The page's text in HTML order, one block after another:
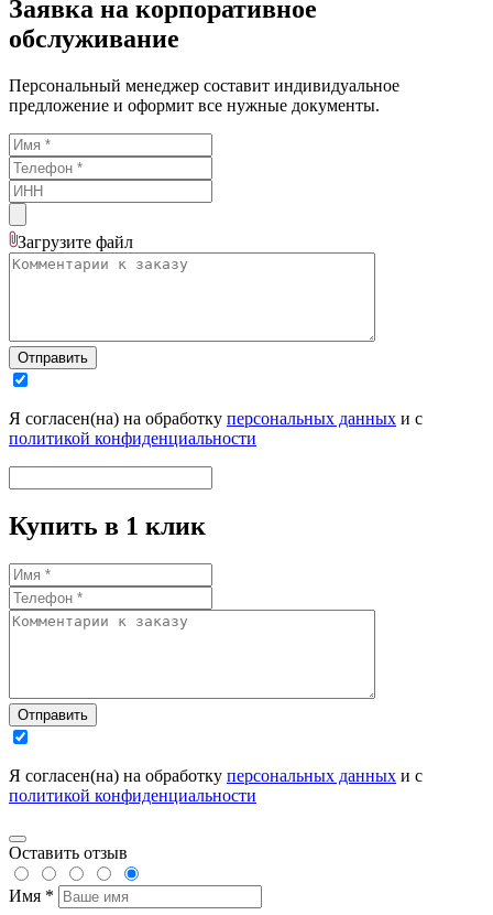
Заявка на корпоративное
обслуживание
Персональный менеджер составит индивидуальное
предложение и оформит все нужные документы.
Загрузите файл
Отправить
Я согласен(на) на обработку персональных данных и с
политикой конфиденциальности
Купить в 1 клик
Отправить
Я согласен(на) на обработку персональных данных и с
политикой конфиденциальности
Оставить отзыв
Имя *